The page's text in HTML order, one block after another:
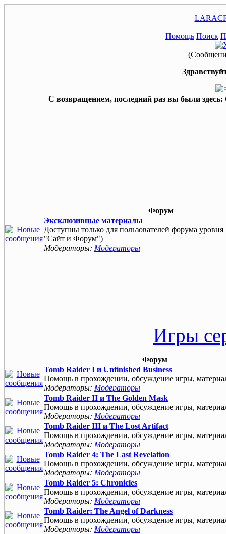
Помощь Поиск
С возвращением, последний раз вы были здесь:
Форум
Эксклюзивные материалы
Доступны только для пользователей форума
"Сайт и Форум")
Модераторы: Модераторы
Игры
Форум
Tomb Raider I и Unfinished Business
Помощь в прохождении, обсуждение игры,
Модераторы: Модераторы
Tomb Raider II и The Golden Mask
Помощь в прохождении, обсуждение игры,
Модераторы: Модераторы
Tomb Raider III и The Lost Artifact
Помощь в прохождении, обсуждение игры,
Модераторы: Модераторы
Tomb Raider 4: The Last Revelation
Помощь в прохождении, обсуждение игры,
Модераторы: Модераторы
Tomb Raider 5: Chronicles
Помощь в прохождении, обсуждение игры,
Модераторы: Модераторы
Tomb Raider: The Angel of Darkness
Помощь в прохождении, обсуждение игры,
Модераторы: Модераторы